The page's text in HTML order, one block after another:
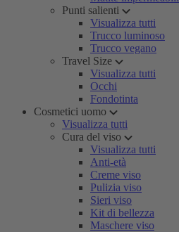
Punti salienti
Visualizza tutti
Trucco luminoso
Trucco vegano
Travel Size
Visualizza tutti
Occhi
Fondotinta
Cosmetici uomo
Visualizza tutti
Cura del viso
Visualizza tutti
Anti-età
Creme viso
Pulizia viso
Sieri viso
Kit di bellezza
Maschere viso